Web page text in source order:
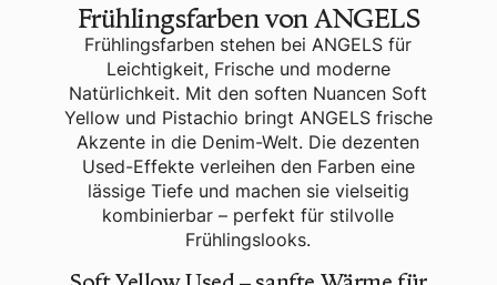
Frühlingsfarben von ANGELS
Frühlingsfarben stehen bei ANGELS für
Leichtigkeit, Frische und moderne
Natürlichkeit. Mit den soften Nuancen Soft
Yellowund Pistachio bringt ANGELS frische
Akzente in die Denim-Welt. Die dezenten
Used-Effekte verleihen den Farben eine
lässige Tiefe und machen sie vielseitig
kombinierbar – perfekt für stilvolle
Frühlingslooks.